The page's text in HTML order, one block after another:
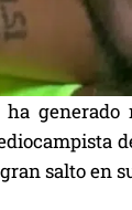
salto en